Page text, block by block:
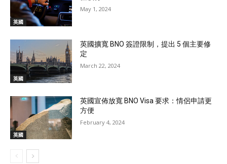
英國
May 1, 2024
英國
英國擴寬 BNO 簽證限制，提出 5 個主要修
定
March 22, 2024
英國
英國宣佈放寬 BNO Visa 要求：情侶申請更
方便
February 4, 2024